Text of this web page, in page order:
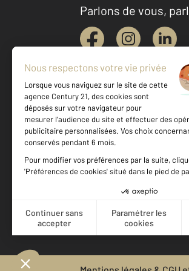
Parlons de vous,
Votre agence est
Achat